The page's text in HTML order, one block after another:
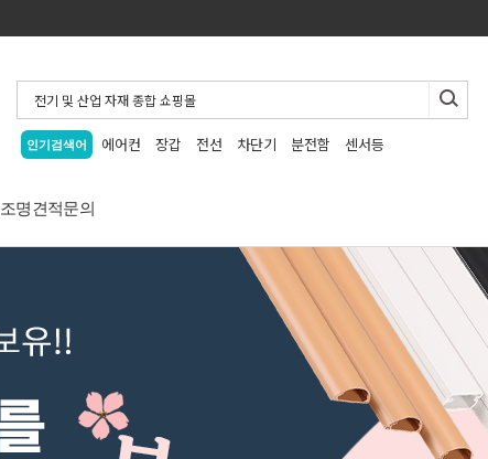
인기검색어 에어컨 장갑 전선 차단기 분전함 센서등
조명견적문의